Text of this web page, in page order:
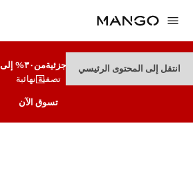
انتقل إلى المحتوى الرئيسيتنزيلات جزئيةمن٣٠% إلى٧٠%
تصفية نهائية
تسوق الآن